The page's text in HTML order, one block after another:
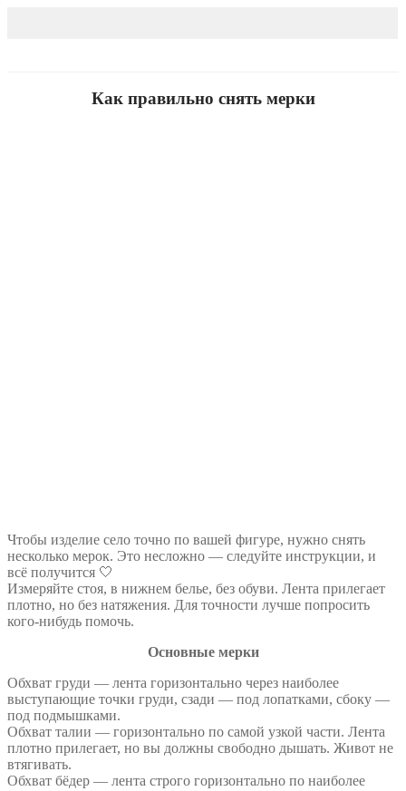
Как правильно снять мерки
Чтобы изделие село точно по вашей фигуре, нужно снять
несколько мерок. Это несложно — следуйте инструкции, и
всё получится 🤍
Измеряйте стоя, в нижнем белье, без обуви. Лента прилегает
плотно, но без натяжения. Для точности лучше попросить
кого-нибудь помочь.
Основные мерки
Обхват груди — лента горизонтально через наиболее
выступающие точки груди, сзади — под лопатками, сбоку —
под подмышками.
Обхват талии — горизонтально по самой узкой части. Лента
плотно прилегает, но вы должны свободно дышать. Живот не
втягивать.
Обхват бёдер — лента строго горизонтально по наиболее